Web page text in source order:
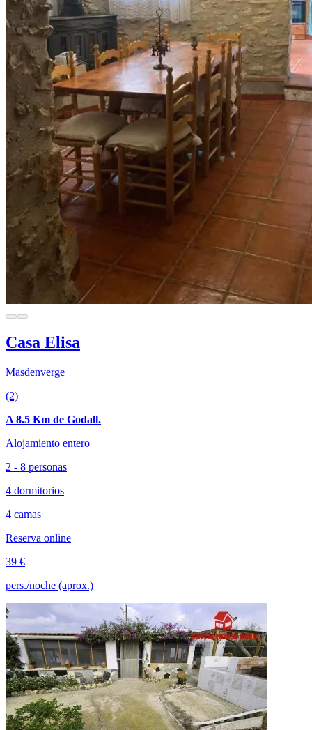
Casa Elisa
Masdenverge
(2)
A 8.5 Km de Godall.
Alojamiento entero
2 - 8 personas
4 dormitorios
4 camas
Reserva online
39 €
pers./noche (aprox.)